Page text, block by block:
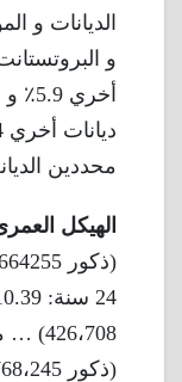
محددين الديانة 1.4٪ (بحسب تقديرات
الهيكل